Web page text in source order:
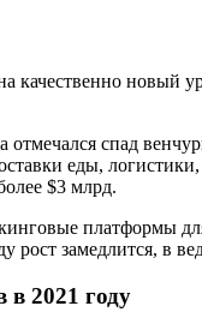
новый
отмечался спад
еды,
$3 млрд.
платформы
рост замедлится, в
в 2021 году